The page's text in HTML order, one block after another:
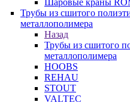
Шаровые краны
Трубы из сшитого
металлополимера
Назад
Трубы из сшитого
металлополимера
HOOBS
REHAU
STOUT
VALTEC